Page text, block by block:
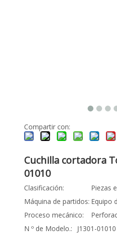
Compartir con:
Cuchilla cortadora
01010
Clasificación:
Piezas
Máquina de partidos: Equipo
Proceso mecánico:
N º de Modelo.:
J1301-01010